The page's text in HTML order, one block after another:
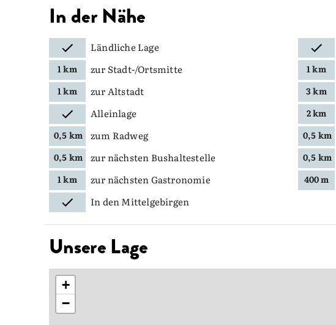
In der Nähe
Ländliche Lage
1 km zur Stadt-/Ortsmitte 1 km
1 km zur Altstadt 3 km
Alleinlage
2 km
0,5 km zum Radweg 0,5 km
0,5 km zur nächsten Bushaltestelle 0,5 km
1 km zur nächsten Gastronomie 400 m
In den Mittelgebirgen
Unsere Lage
+
−